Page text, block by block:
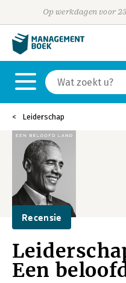
Op werkdagen voor
Leiderschap
Recensie
Een